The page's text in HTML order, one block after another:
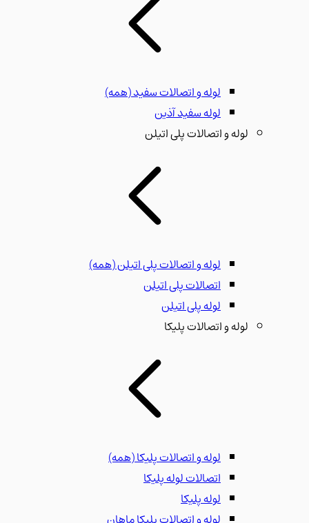
لوله و اتصالات سفید(همه)
لوله سفید آذین
لوله و اتصالات پلی اتیلن
لوله و اتصالات پلی اتیلن(همه)
اتصالات پلی اتیلن
لوله پلی اتیلن
لوله و اتصالات پلیکا
لوله و اتصالات پلیکا(همه)
اتصالات لوله پلیکا
لوله پلیکا